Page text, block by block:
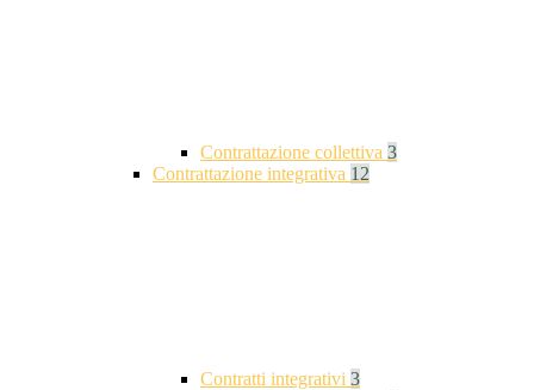
Contrattazione collettiva 3
Contrattazione integrativa 12
Contratti integrativi 3